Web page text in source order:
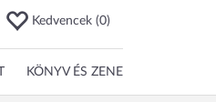
Kedvencek (0)
KÖNYV ÉS ZENE